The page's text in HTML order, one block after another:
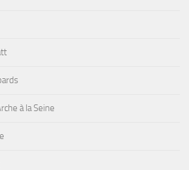
à la Seine